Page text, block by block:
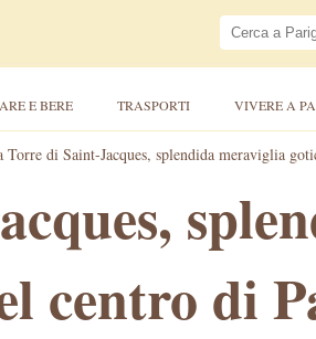
E BERE TRASPORTI VIVERE A
Torre di Saint-Jacques, splendida meraviglia
centro di